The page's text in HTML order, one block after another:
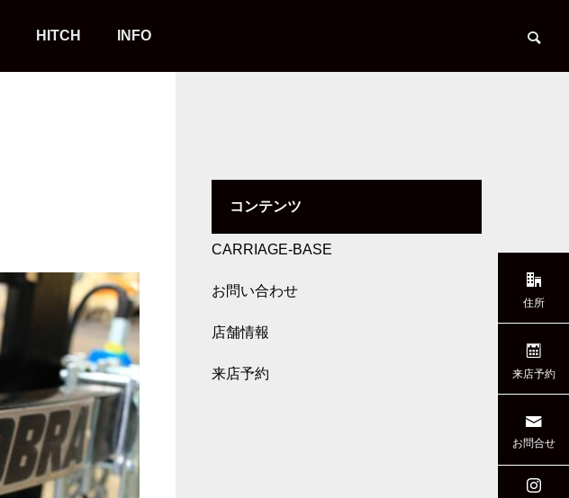
HITCH INFO
コンテンツ
CARRIAGE-BASE
お問い合わせ
店舗情報
来店予約
住所
来店予約
お問合せ